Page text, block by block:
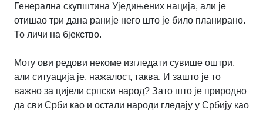
Генерална скупштина Уједињених нација, али је
отишао три дана раније него што је било планирано.
То личи на бјекство.
Могу ови редови некоме изгледати сувише оштри,
али ситуација је, нажалост, таква. И зашто је то
важно за цијели српски народ? Зато што је природно
да сви Срби као и остали народи гледају у Србију као